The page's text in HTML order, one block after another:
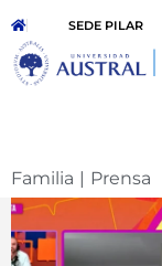
SEDE PILAR
Familia
Prensa